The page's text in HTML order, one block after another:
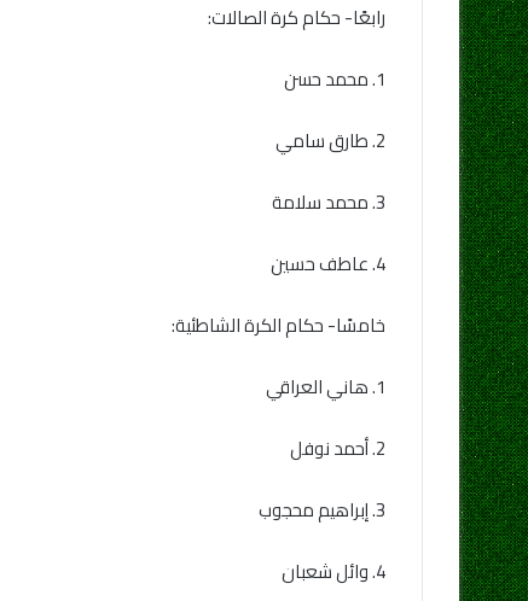
رابعًا- حكام كرة الصالات:
1. محمد حسن
2. طارق سامي
3. محمد سلامة
4. عاطف حسين
خامسًا- حكام الكرة الشاطئية:
1. هاني العراقي
2. أحمد نوفل
3. إبراهيم محجوب
4. وائل شعبان